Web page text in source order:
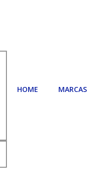
HOME MARCAS